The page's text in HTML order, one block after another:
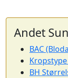
Andet
BAC
BH